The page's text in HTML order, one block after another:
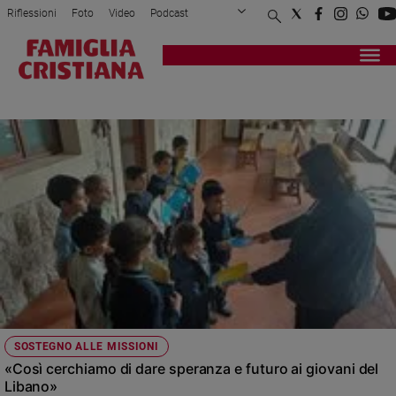
Attualità
Politica
Mondo
Economia
Legalità
e
giustizia
Sport
Interviste
Papa
Papa
Riflessioni Foto Video Podcast
Privacy Policy Chi siamo
Registrati Redazione
SOSTEGNO ALLE MISSIONI
«Così cerchiamo di dare speranza e futuro ai giovani del
Libano»